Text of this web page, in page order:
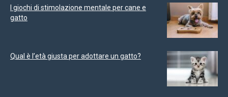
I giochi di stimolazione mentale per cane e
gatto
Qual è l’età giusta per adottare un gatto?